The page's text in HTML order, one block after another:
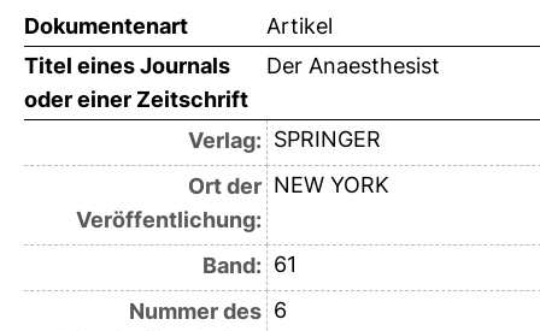
Dokumentenart
Artikel
Titel eines Journals
oder einer Zeitschrift
Der Anaesthesist
Verlag: SPRINGER
Ort der
Veröffentlichung:
NEW YORK
Band: 61
Nummer des 6